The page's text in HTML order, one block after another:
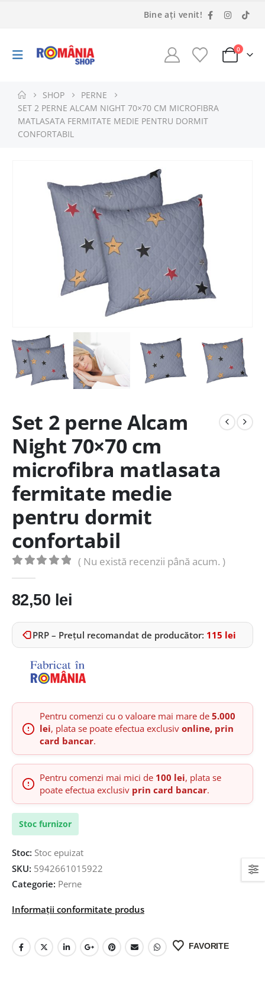
Bine ați venit!
0
SHOP
PERNE
SET 2 PERNE ALCAM NIGHT 70×70 CM MICROFIBRA
MATLASATA FERMITATE MEDIE PENTRU DORMIT
CONFORTABIL
Set 2 perne Alcam
Night 70×70 cm
microfibra matlasata
fermitate medie
pentru dormit
confortabil
( Nu există recenzii până acum. )
82,50 lei
PRP – Prețul recomandat de producător: 115 lei
Pentru comenzi cu o valoare mai mare de 5.000
lei, plata se poate efectua exclusiv online, prin
card bancar.
Pentru comenzi mai mici de 100 lei, plata se
poate efectua exclusiv prin card bancar.
Stoc furnizor
Stoc: Stoc epuizat
SKU: 5942661015922
Categorie: Perne
Informații conformitate produs
FAVORITE